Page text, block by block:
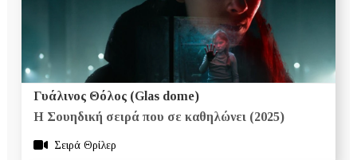
Γυάλινος Θόλος (Glas dome)
Η Σουηδική σειρά που σε καθηλώνει (2025)
Σειρά Θρίλερ